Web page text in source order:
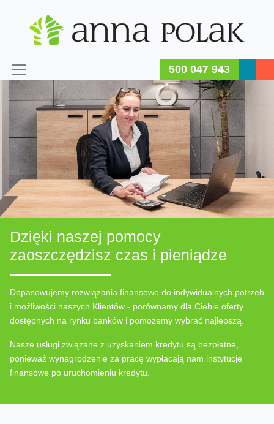
500 047 943
Dzięki naszej pomocy
zaoszczędzisz czas i pieniądze
Dopasowujemy rozwiązania finansowe do indywidualnych potrzeb
i możliwości naszych Klientów - porównamy dla Ciebie oferty
dostępnych na rynku banków i pomożemy wybrać najlepszą.
Nasze usługi związane z uzyskaniem kredytu są bezpłatne,
ponieważ wynagrodzenie za pracę wypłacają nam instytucje
finansowe po uruchomieniu kredytu.